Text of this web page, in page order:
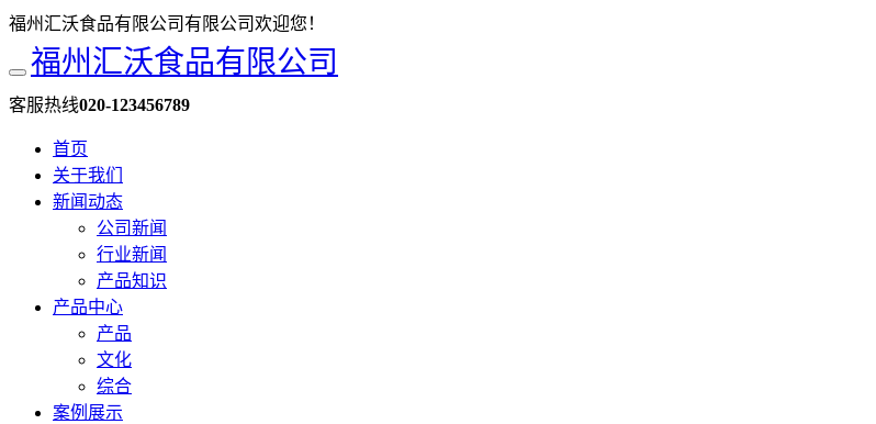
福州汇沃食品有限公司有限公司欢迎您！
福州汇沃食品有限公司
客服热线020-123456789
首页
关于我们
新闻动态
公司新闻
行业新闻
产品知识
产品中心
产品
文化
综合
案例展示